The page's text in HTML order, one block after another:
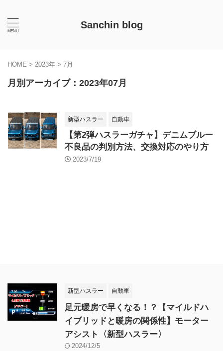
Sanchin blog
HOME > 2023年 > 7月
月別アーカイブ：2023年07月
新型ハスラー 自動車
【第2弾ハスラーガチャ】デニムブルー
不良品の判別方法、交換対応のやり方
2023/7/19
新型ハスラー 自動車
足元暖房で早くなる！？【マイルドハ
イブリッドと暖房の関係性】モーター
アシスト〈新型ハスラー〉
2024/12/5